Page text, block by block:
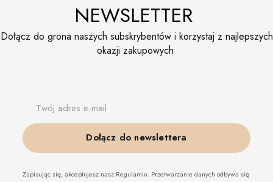
NEWSLETTER
Dołącz do grona naszych subskrybentów i korzystaj z najlepszych
okazji zakupowych
Twój adres e-mail
Dołącz do newslettera
Zapisując się, akceptujesz nasz Regulamin. Przetwarzanie danych odbywa się